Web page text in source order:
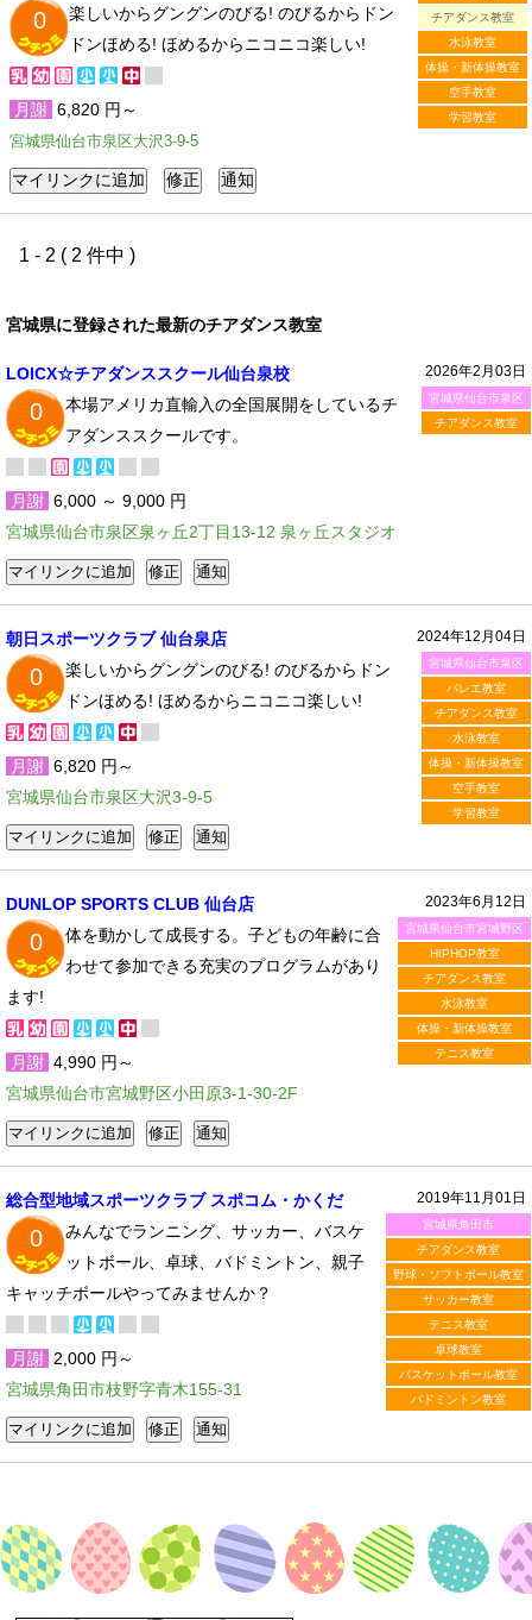
チアダンス教室
水泳教室
体操・新体操教室
空手教室
学習教室
0
楽しいからグングンのびる! のびるからドン
ドンほめる! ほめるからニコニコ楽しい!
月謝 6,820 円～
宮城県仙台市泉区大沢3-9-5
1 - 2 ( 2 件中 )
宮城県に登録された最新のチアダンス教室
2026年2月03日
宮城県仙台市泉区
チアダンス教室
LOICX☆チアダンススクール仙台泉校
0
本場アメリカ直輸入の全国展開をしているチ
アダンススクールです。
月謝 6,000 ～ 9,000 円
宮城県仙台市泉区泉ヶ丘2丁目13-12 泉ヶ丘スタジオ
2024年12月04日
宮城県仙台市泉区
バレエ教室
チアダンス教室
水泳教室
体操・新体操教室
空手教室
学習教室
朝日スポーツクラブ 仙台泉店
0
楽しいからグングンのびる! のびるからドン
ドンほめる! ほめるからニコニコ楽しい!
月謝 6,820 円～
宮城県仙台市泉区大沢3-9-5
2023年6月12日
宮城県仙台市宮城野区
HIPHOP教室
チアダンス教室
水泳教室
体操・新体操教室
テニス教室
DUNLOP SPORTS CLUB 仙台店
0
体を動かして成長する。子どもの年齢に合
わせて参加できる充実のプログラムがあり
ます!
月謝 4,990 円～
宮城県仙台市宮城野区小田原3-1-30-2F
2019年11月01日
宮城県角田市
チアダンス教室
野球・ソフトボール教室
サッカー教室
テニス教室
卓球教室
バスケットボール教室
バドミントン教室
総合型地域スポーツクラブ スポコム・かくだ
0
みんなでランニング、サッカー、バスケ
ットボール、卓球、バドミントン、親子
キャッチボールやってみませんか？
月謝 2,000 円～
宮城県角田市枝野字青木155-31